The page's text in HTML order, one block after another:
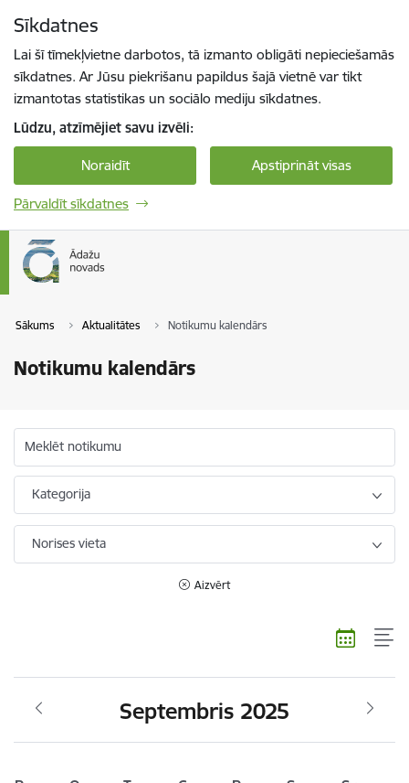
Sīkdatnes
Lai šī tīmekļvietne darbotos, tā izmanto obligāti nepieciešamās
sīkdatnes. Ar Jūsu piekrišanu papildus šajā vietnē var tikt
izmantotas statistikas un sociālo mediju sīkdatnes.
Lūdzu, atzīmējiet savu izvēli:
Noraidīt Apstiprināt visas
Pārvaldīt sīkdatnes
Sākums Aktualitātes Notikumu kalendārs
Notikumu kalendārs
Meklēt notikumu
Kategorija
Norises vieta
Aizvērt
Septembris 2025